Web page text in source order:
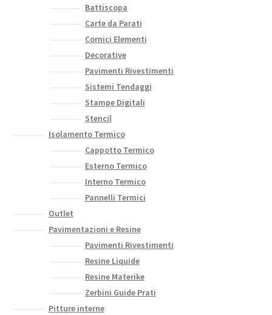
Battiscopa
Carte da Parati
Cornici Elementi
Decorative
Pavimenti Rivestimenti
Sistemi Tendaggi
Stampe Digitali
Stencil
Isolamento Termico
Cappotto Termico
Esterno Termico
Interno Termico
Pannelli Termici
Outlet
Pavimentazioni e Resine
Pavimenti Rivestimenti
Resine Liquide
Resine Materike
Zerbini Guide Prati
Pitture interne